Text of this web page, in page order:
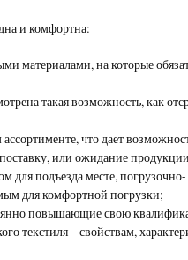
и комфортна:
материалами, на которые
такая возможность, как
что дает
или ожидание
для подъезда месте, погрузочно-
для комфортной погрузки;
повышающие свою
текстиля – свойствам,